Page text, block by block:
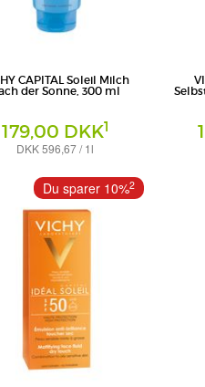
CAPITAL Soleil Milch
der Sonne, 300 ml
179,00 DKK1
DKK 596,67 / 1l
Deutschland GmbH -
VICHY
L'Oreal
Du sparer 10%2